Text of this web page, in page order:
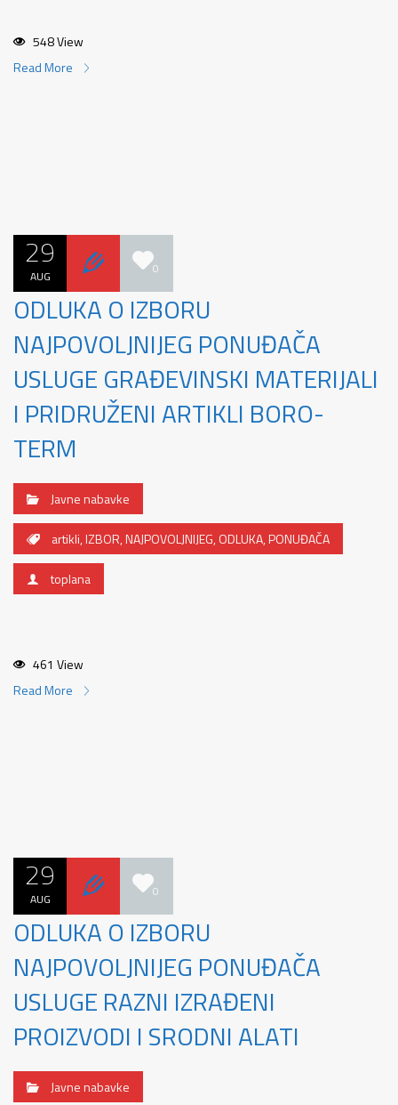
548 View
Read More
29
AUG 0
ODLUKA O IZBORU
NAJPOVOLJNIJEG PONUĐAČA
USLUGE GRAĐEVINSKI MATERIJALI
I PRIDRUŽENI ARTIKLI BORO-
TERM
Javne nabavke
artikli,IZBOR,NAJPOVOLJNIJEG,ODLUKA,PONUĐAČA
toplana
461 View
Read More
29
AUG 0
ODLUKA O IZBORU
NAJPOVOLJNIJEG PONUĐAČA
USLUGE RAZNI IZRAĐENI
PROIZVODI I SRODNI ALATI
Javne nabavke